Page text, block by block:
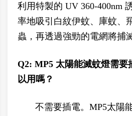
利用特製的 UV 360-400nm
率地吸引白紋伊蚊、庫蚊、
蟲，再透過強勁的電網將捕
Q2: MP5 太陽能滅蚊燈需要
以用嗎？
不需要插電。MP5太陽